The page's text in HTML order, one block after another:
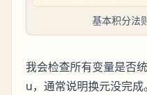
基本积分法
我会检查所有变量是否
u，通常说明换元没完成。